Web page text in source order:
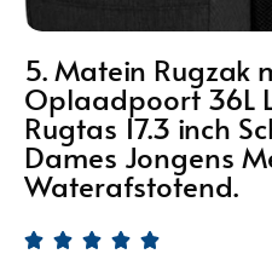
5. Matein Rugzak
Oplaadpoort 36L
Rugtas 17.3 inch
Dames Jongens
Waterafstotend.
    